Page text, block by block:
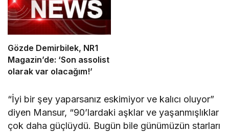
Gözde Demirbilek, NR1
Magazin’de: ‘Son assolist
olarak var olacağım!’
“İyi bir şey yaparsanız eskimiyor ve kalıcı oluyor”
diyen Mansur, “90’lardaki aşklar ve yaşanmışlıklar
çok daha güçlüydü. Bugün bile günümüzün starları